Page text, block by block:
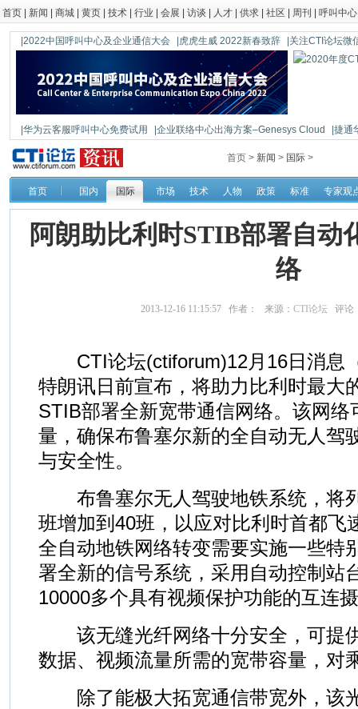
首页 新闻 商城 黄页 技术 行业 会展 访谈 人才 供求 社区 周刊 呼叫中心
|2022中国呼叫中心及企业通信大会 |虎虎生威 2022新春致辞 |关注CTI论坛微
|华为云客服呼叫中心免费试用 |企业联络中心出海方案–Genesys Cloud
|捷通
|鼎信通达新一代语音网关DAG1000-4S
首页 > 新闻 > 国际 >
首页 国内 国际 市场 技术 人物 政策 标准 专家观
阿朗助比利时STIB部署自动
络
2013-12-16 11:15:57 作者： 来源： CTI论坛 评论
CTI论坛(ctiforum)12月16日消息
特朗讯日前宣布，将助力比利时最大
STIB部署全新宽带通信网络。该网络
量，确保布鲁塞尔新的全自动无人驾
与安全性。
布鲁塞尔无人驾驶地铁系统，将
班增加到40班，以应对比利时首都飞
全自动地铁网络转变需要实施一些特
署全新的信号系统，采用自动控制站
10000多个具有视频保护功能的互连
该无缝光纤网络十分安全，可提
数据、视频流量所需的宽带容量，对
除了能极大拓宽通信带宽外，该